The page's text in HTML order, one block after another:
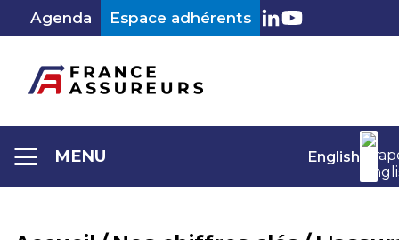
contenu
Agenda Espace adhérents LinkedIn
Youtube
MENU English